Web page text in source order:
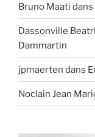
Bruno Maati dans
Dassonville
Dammartin
jpmaerten dans
Noclain Jean